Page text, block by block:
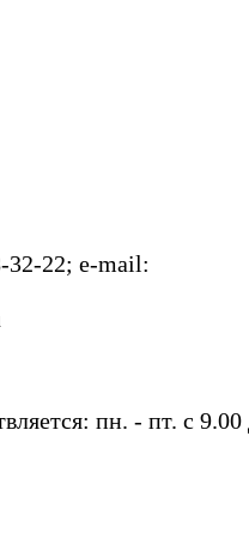
32-22; e-mail:
пн. - пт. с 9.00